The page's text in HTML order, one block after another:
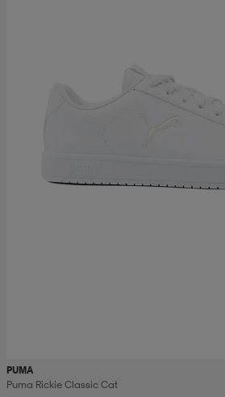
PUMA
Puma Rickie Classic Cat